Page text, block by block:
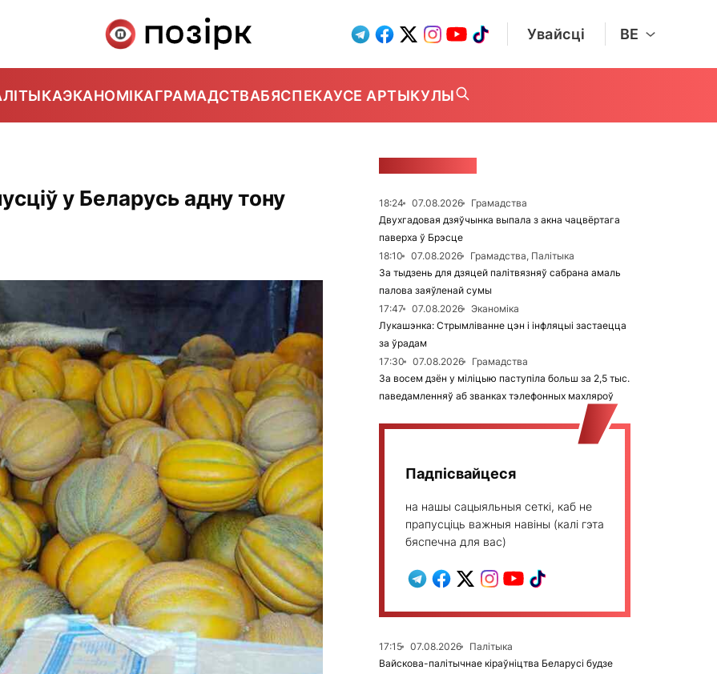
Увайсці BE
ЭКАНОМІКАГРАМАДСТВАБЯСПЕКАУСЕ АРТЫКУЛЫ
у Беларусь адну тону
18:24 07.08.2026
Грамадства
Двухгадовая дзяўчынка выпала з акна чацвёртага
паверха ў Брэсце
18:10
07.08.2026
Грамадства, Палітыка
За тыдзень для дзяцей палітвязняў сабрана амаль
палова заяўленай сумы
17:47
07.08.2026
Эканоміка
Лукашэнка: Стрымліванне цэн і інфляцыі застаецца
за ўрадам
17:30
07.08.2026
Грамадства
За восем дзён у міліцыю паступіла больш за 2,5 тыс.
паведамленняў аб званках тэлефонных махляроў
Падпісвайцеся
на нашы сацыяльныя сеткі, каб не
прапусціць важныя навіны (калі гэта
бяспечна для вас)
17:15 07.08.2026
Палітыка
Вайскова-палітычнае кіраўніцтва Беларусі будзе